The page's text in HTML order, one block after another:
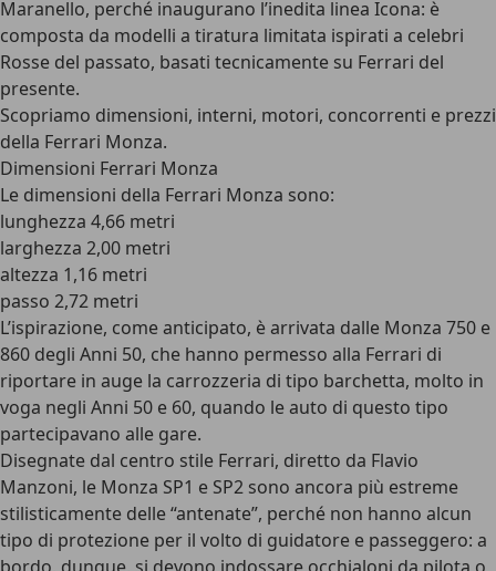
Maranello, perché inaugurano l’inedita linea Icona: è
composta da modelli a tiratura limitata ispirati a celebri
Rosse del passato, basati tecnicamente su Ferrari del
presente.
Scopriamo dimensioni, interni, motori, concorrenti e prezzi
della Ferrari Monza.
Dimensioni Ferrari Monza
Le dimensioni della Ferrari Monza sono:
lunghezza 4,66 metri
larghezza 2,00 metri
altezza 1,16 metri
passo 2,72 metri
L’ispirazione, come anticipato, è arrivata dalle Monza 750 e
860 degli Anni 50, che hanno permesso alla Ferrari di
riportare in auge la carrozzeria di tipo barchetta, molto in
voga negli Anni 50 e 60, quando le auto di questo tipo
partecipavano alle gare.
Disegnate dal centro stile Ferrari, diretto da Flavio
Manzoni, le Monza SP1 e SP2 sono ancora più estreme
stilisticamente delle “antenate”, perché non hanno alcun
tipo di protezione per il volto di guidatore e passeggero: a